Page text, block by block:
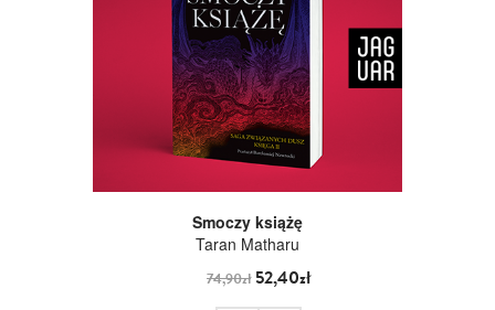
Smoczy książę
Taran Matharu
74,90zł52,40zł